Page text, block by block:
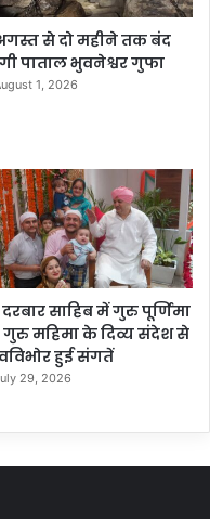
अगस्त से दो महीने तक बंद
पाताल भुवनेश्वर गुफा
1, 2026
दरबार साहिब में गुरु पूर्णिमा
गुरु महिमा के दिव्य संदेश से
हुई संगतें
29, 2026